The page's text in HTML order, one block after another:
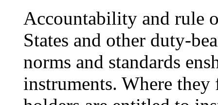
Accountability and rule
States and other duty-
norms and standards
instruments. Where